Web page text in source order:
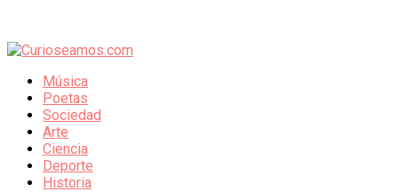
Música
Poetas
Sociedad
Arte
Ciencia
Deporte
Historia